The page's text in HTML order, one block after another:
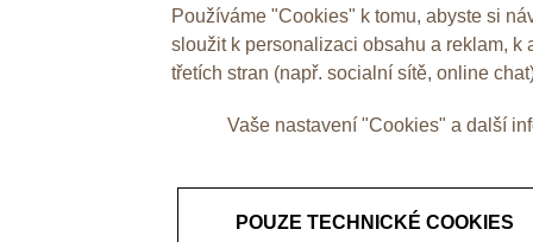
Používáme "Cookies" k tomu, abyste si
sloužit k personalizaci obsahu a reklam,
třetích stran (např. socialní sítě, online
Vaše nastavení "Cookies" a další
POUZE TECHNICKÉ COOKIES